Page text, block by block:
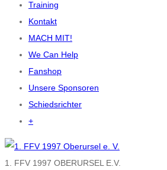
Training
Kontakt
MACH MIT!
We Can Help
Fanshop
Unsere Sponsoren
Schiedsrichter
+
1. FFV 1997 OBERURSEL E.V.